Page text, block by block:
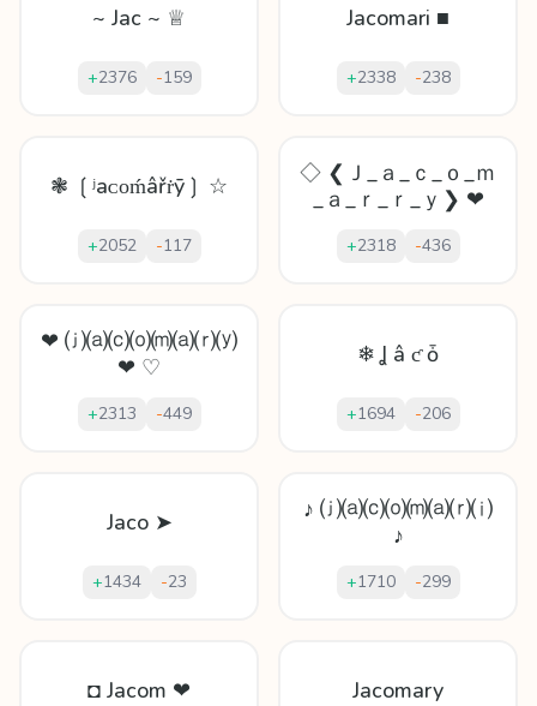
~ Jac ~ ♕
+2376 -159
Jacomari ■
+2338 -238
❃ ❲ʲaᴄοḿâřṙȳ❳ ☆
+2052 -117
◇ ❮Ｊ_ａ_ｃ_ｏ_ｍ
_ａ_ｒ_ｒ_ｙ❯ ❤
+2318 -436
❤ ⒥⒜⒞⒪⒨⒜⒭⒴
❤ ♡
+2313 -449
❄ Ʝ â ƈ ȱ
+1694 -206
Jaco ➤
+1434 -23
♪ ⒥⒜⒞⒪⒨⒜⒭⒤
♪
+1710 -299
◘ Jacom ❤ Jacomary